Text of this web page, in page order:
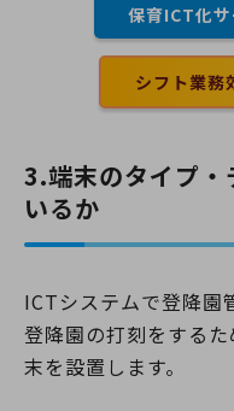
保育ICT化サ
シフト業務
3.端末のタイプ・
いるか
ICTシステムで登降園
登降園の打刻をする
末を設置します。